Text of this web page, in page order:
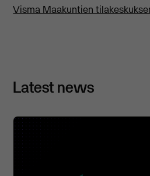
Visma Maakuntien
Latest news